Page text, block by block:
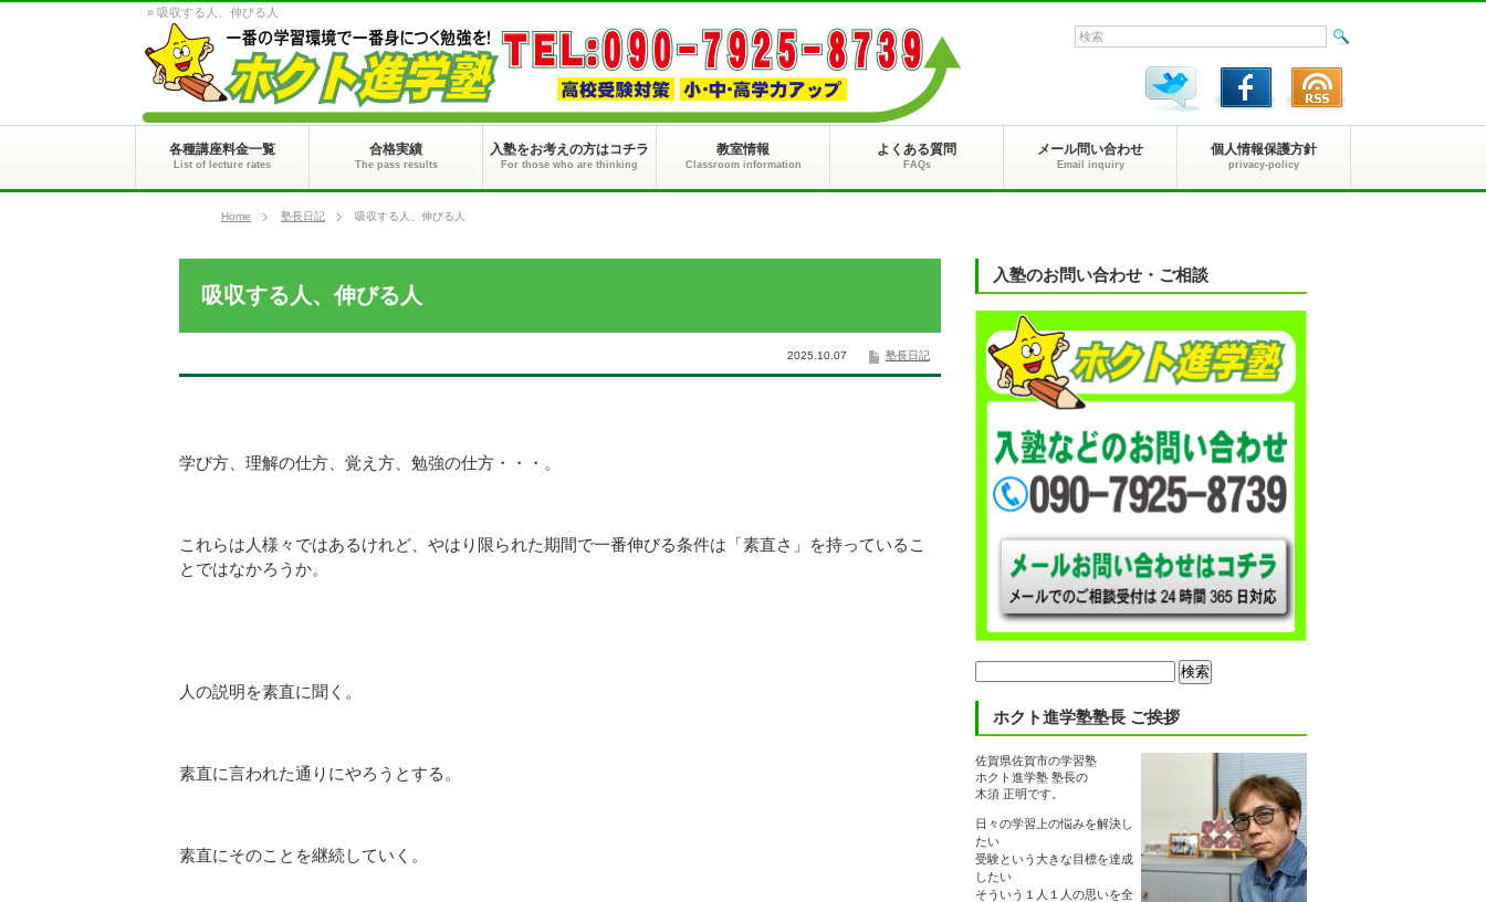
» 吸収する人、伸びる人
各種講座料金一覧
List of lecture rates
合格実績
The pass results
入塾をお考えの方はコチラ
For those who are thinking
教室情報
Classroom information
よくある質問
FAQs
メール問い合わせ
Email inquiry
個人情報保護方針
privacy-policy
Home 塾長日記 吸収する人、伸びる人
吸収する人、伸びる人
塾長日記
2025.10.07
学び方、理解の仕方、覚え方、勉強の仕方・・・。
これらは人様々ではあるけれど、やはり限られた期間で一番伸びる条件は「素直さ」を持っているこ
とではなかろうか。
人の説明を素直に聞く。
素直に言われた通りにやろうとする。
素直にそのことを継続していく。
入塾のお問い合わせ・ご相談
検
索:
ホクト進学塾塾長 ご挨拶
佐賀県佐賀市の学習塾
ホクト進学塾 塾長の
木須 正明です。
日々の学習上の悩みを解決し
たい
受験という大きな目標を達成
したい
そういう１人１人の思いを全